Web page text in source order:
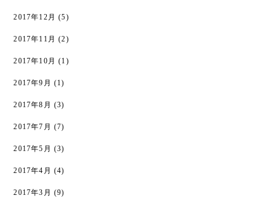
2017年12月 (5)
2017年11月 (2)
2017年10月 (1)
2017年9月 (1)
2017年8月 (3)
2017年7月 (7)
2017年5月 (3)
2017年4月 (4)
2017年3月 (9)